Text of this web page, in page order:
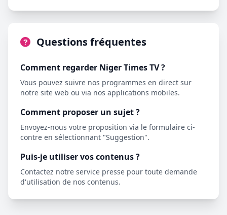
Questions fréquentes
Comment regarder Niger Times TV ?
Vous pouvez suivre nos programmes en direct sur
notre site web ou via nos applications mobiles.
Comment proposer un sujet ?
Envoyez-nous votre proposition via le formulaire ci-
contre en sélectionnant "Suggestion".
Puis-je utiliser vos contenus ?
Contactez notre service presse pour toute demande
d'utilisation de nos contenus.